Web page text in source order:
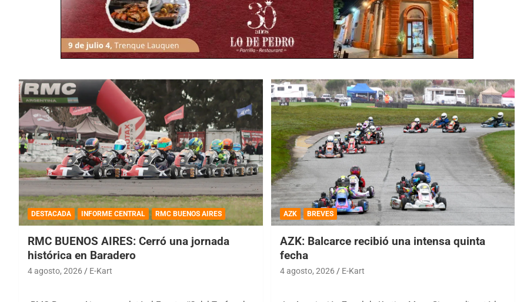
DESTACADA INFORME CENTRAL RMC BUENOS AIRES
RMC BUENOS AIRES: Cerró una jornada
histórica en Baradero
4 agosto, 2026 E-Kart
AZK BREVES
AZK: Balcarce recibió una intensa quinta
fecha
4 agosto, 2026 E-Kart